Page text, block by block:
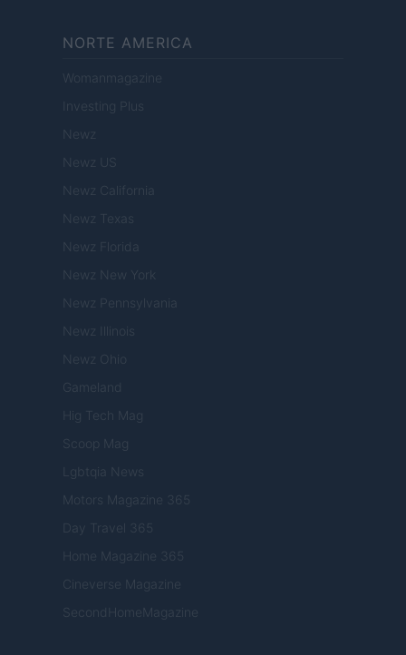
NORTE AMERICA
Womanmagazine
Investing Plus
Newz
Newz US
Newz California
Newz Texas
Newz Florida
Newz New York
Newz Pennsylvania
Newz Illinois
Newz Ohio
Gameland
Hig Tech Mag
Scoop Mag
Lgbtqia News
Motors Magazine 365
Day Travel 365
Home Magazine 365
Cineverse Magazine
SecondHomeMagazine